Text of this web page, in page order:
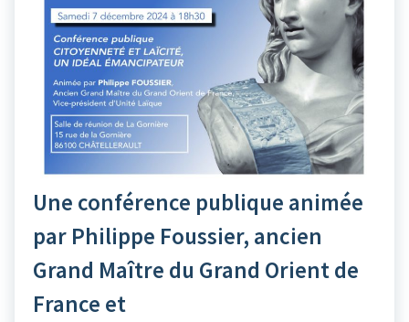
Une conférence publique animée
par Philippe Foussier, ancien
Grand Maître du Grand Orient de
France et